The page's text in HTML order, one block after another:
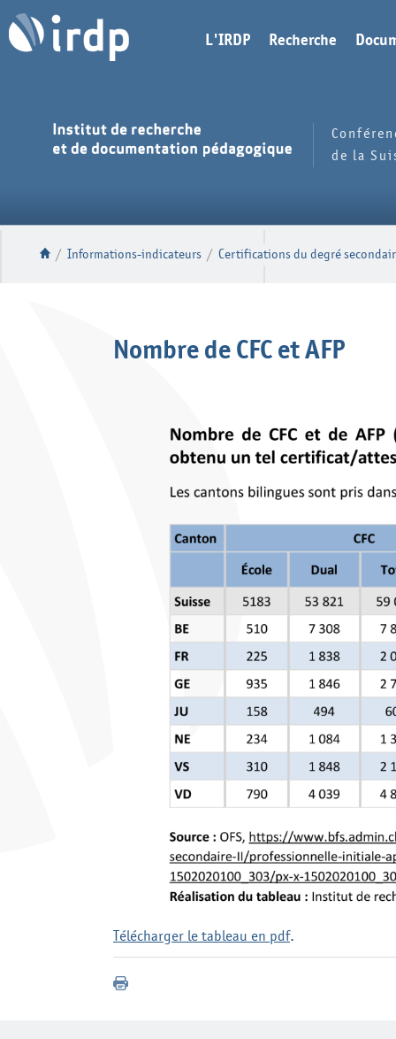
L'IRDP Recherche
de la
/ Informations-indicateurs / Certifications du degré
Nombre de CFC et AFP
Télécharger le tableau en pdf.